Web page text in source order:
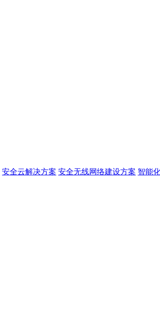
安全云解决方案 安全无线网络建设方案 智能